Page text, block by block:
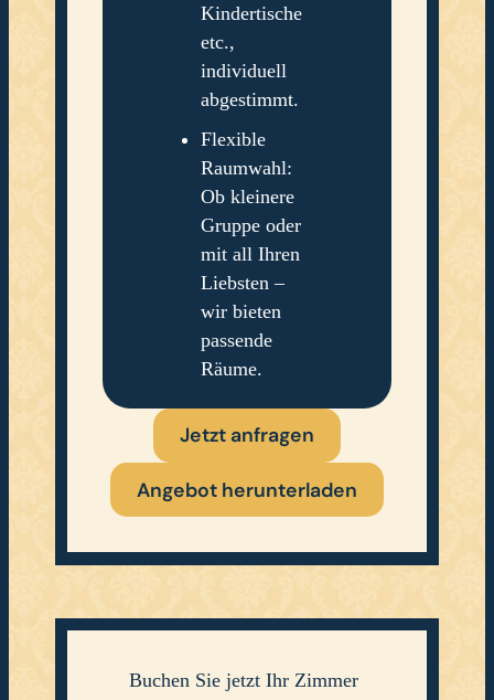
Kindertische
etc.,
individuell
abgestimmt.
Flexible
Raumwahl:
Ob kleinere
Gruppe oder
mit all Ihren
Liebsten –
wir bieten
passende
Räume.
Jetzt anfragen
Angebot herunterladen
Buchen Sie jetzt Ihr Zimmer